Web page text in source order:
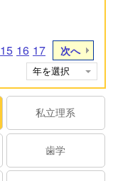
15 16 17 次へ
私立理系
歯学